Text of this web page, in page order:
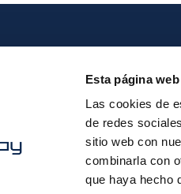
Esta página
Las cookies de
de redes
sitio web con
combinarla con
que haya hecho